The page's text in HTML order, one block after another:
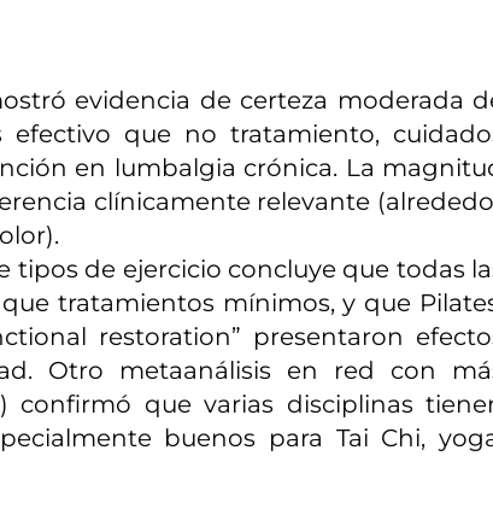
evidencia de certeza moderada
que no tratamiento,
en lumbalgia crónica. La
clínicamente relevante
de ejercicio concluye que todas
tratamientos mínimos, y que
restoration” presentaron
Otro metaanálisis en red con
confirmó que varias disciplinas
buenos para Tai Chi,